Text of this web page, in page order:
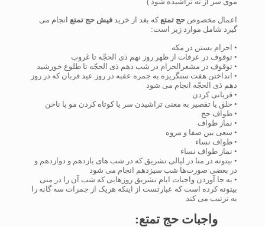
اعمال مخصوص حج تمتع که بغد از خرید فیش حج تمتع انجام می
گیرد شامل موارد زیر است:
• احرام بستن در مکه
• توقوف در عرفات از ظهر روز نهم ذی الحجّه تا غروب
• توقوف در مشعرالحرام در شب دهم ذی الحجّه تا طلوع خورشید
• انداختن هفت سنگریزه به جمره عقبه در روز عید قربان که در روز
دهم ذی الحجّه انجام می شود
• قربانی کردن
• حلق یا تقصیر به معنی تراشیدن سر یا کوتاه کردن مو یا ناخن
• طواف حج
• نماز طواف
• سعی بین صفا و مروه
• طواف نساء
• نماز طواف نساء
• بیتوته در منا در لیالی تشریق که در شب‌ های یازدهم و دوازدهم و
در بعضی صورت‌ها شب سیزدهم انجام می شود
• به جا آوردن واجبات ایام تشریق روزهایی که شب آن را در منی
بیتوته کرده است که عبارتست از اینکه هریک از جمرات سه‌ گانه را
به ترتیب می کند
واجبات حج تمتع: